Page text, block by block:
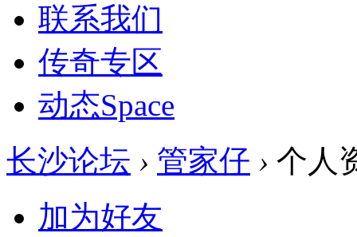
联系我们
传奇专区
动态Space
长沙论坛 › 管家仔 › 个人
加为好友